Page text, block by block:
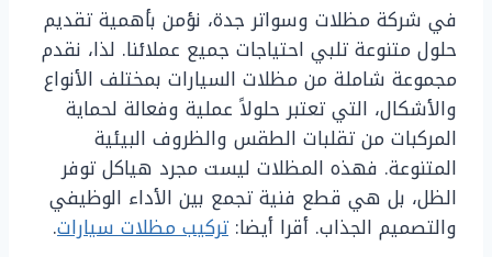
في شركة مظلات وسواتر جدة، نؤمن بأهمية تقديم
حلول متنوعة تلبي احتياجات جميع عملائنا. لذا، نقدم
مجموعة شاملة من مظلات السيارات بمختلف الأنواع
والأشكال، التي تعتبر حلولاً عملية وفعالة لحماية
المركبات من تقلبات الطقس والظروف البيئية
المتنوعة. فهذه المظلات ليست مجرد هياكل توفر
الظل، بل هي قطع فنية تجمع بين الأداء الوظيفي
والتصميم الجذاب. أقرا أيضا: تركيب مظلات سيارات.